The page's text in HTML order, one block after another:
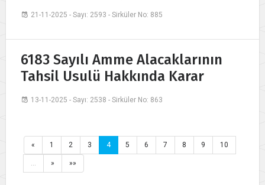
21-11-2025 - Sayı: 2593 - Sirküler No: 885
6183 Sayılı Amme Alacaklarının
Tahsil Usulü Hakkında Karar
13-11-2025 - Sayı: 2538 - Sirküler No: 863
« 1 2 3 4 5 6 7 8 9 10
» »»